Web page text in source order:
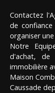
Contactez
de
organiser
Notre
d'achat, de
immobilière
Maison
Caussade